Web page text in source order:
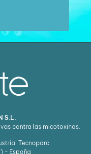
S.L.
contra las micotoxinas.
Tecnoparc.
- España